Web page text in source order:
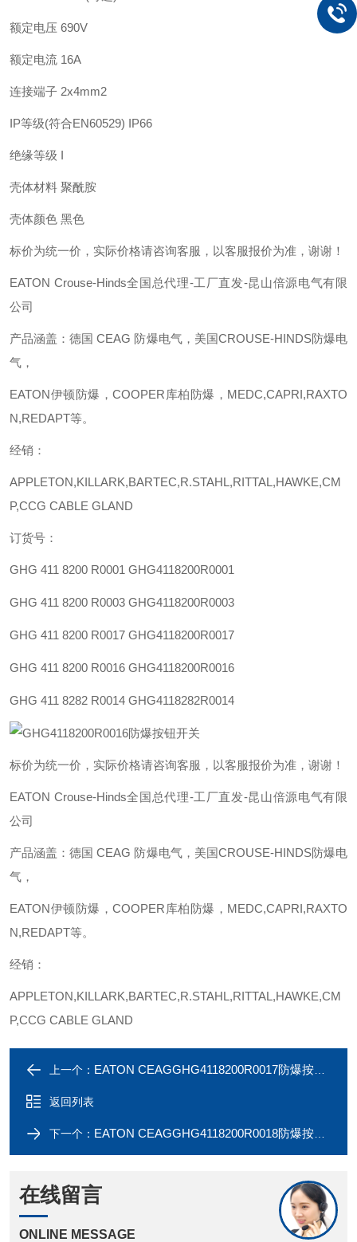
额定电压 690V
额定电流 16A
连接端子 2x4mm2
IP等级(符合EN60529) IP66
绝缘等级 I
壳体材料 聚酰胺
壳体颜色 黑色
标价为统一价，实际价格请咨询客服，以客服报价为准，谢谢！
EATON Crouse-Hinds全国总代理-工厂直发-昆山倍源电气有限
公司
产品涵盖：德国 CEAG 防爆电气，美国CROUSE-HINDS防爆电
气，
EATON伊顿防爆，COOPER库柏防爆，MEDC,CAPRI,RAXTO
N,REDAPT等。
经销：
APPLETON,KILLARK,BARTEC,R.STAHL,RITTAL,HAWKE,CM
P,CCG CABLE GLAND
订货号：
GHG 411 8200 R0001 GHG4118200R0001
GHG 411 8200 R0003 GHG4118200R0003
GHG 411 8200 R0017 GHG4118200R0017
GHG 411 8200 R0016 GHG4118200R0016
GHG 411 8282 R0014 GHG4118282R0014
标价为统一价，实际价格请咨询客服，以客服报价为准，谢谢！
EATON Crouse-Hinds全国总代理-工厂直发-昆山倍源电气有限
公司
产品涵盖：德国 CEAG 防爆电气，美国CROUSE-HINDS防爆电
气，
EATON伊顿防爆，COOPER库柏防爆，MEDC,CAPRI,RAXTO
N,REDAPT等。
经销：
APPLETON,KILLARK,BARTEC,R.STAHL,RITTAL,HAWKE,CM
P,CCG CABLE GLAND
上一个： EATON CEAGGHG4118200R0017防爆按钮开关
返回列表
下一个： EATON CEAGGHG4118200R0018防爆按钮开关
在线留言
ONLINE MESSAGE